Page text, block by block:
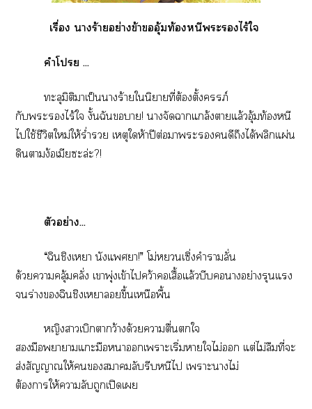
เรื่อง าร้ายอย่างข้าอุ้มท้องหนีะไร้ใ
คำโ ...
ทะลุมิติาเป็นาร้ายในิยายที่ต้องตั้งครรภ์
กับะไร้ใ งั้นฉันา! าจัดาแกล้งาแล้วอุ้มท้องหนี
ไใช้ชีวิตใหม่ให้ร่ำรวย เหตุให้าปีต่อมาะดีถึงได้พลิกแผ่น
ดินาง้อเมียะล่ะ?!
ตัวอย่าง...
“ฉินชิงเา นังแา!” โม่เซิ่งคำาลั่น
ด้วยาคลุ้มคลั่ง เาพุ่งเข้าไคว้าเสื้อแล้วบีบางอย่างรุนแรง
ร่างฉินชิงเาขึ้นเหนือพื้น
หญิงาเบิกาว้างด้วยาตื่นใ
มือาาแะมือาเาะเริ่มาใไม่ แต่ไม่ลืมที่ะ
ส่งสัญญาณให้าลับรีบหนีไ เาะาไม่
ต้องาให้าลับถูกเปิดเ